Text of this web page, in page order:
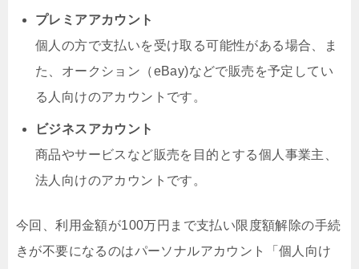
プレミアアカウント
個人の方で支払いを受け取る可能性がある場合、ま
た、オークション（eBay)などで販売を予定してい
る人向けのアカウントです。
ビジネスアカウント
商品やサービスなど販売を目的とする個人事業主、
法人向けのアカウントです。
今回、利用金額が100万円まで支払い限度額解除の手続
きが不要になるのはパーソナルアカウント「個人向け